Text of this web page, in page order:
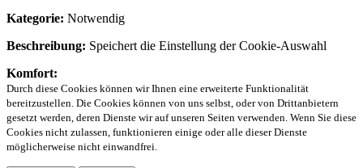
Kategorie: Notwendig
Beschreibung: Speichert die Einstellung der Cookie-Auswahl
Komfort:
Durch diese Cookies können wir Ihnen eine erweiterte Funktionalität
bereitzustellen. Die Cookies können von uns selbst, oder von Drittanbietern
gesetzt werden, deren Dienste wir auf unseren Seiten verwenden. Wenn Sie diese
Cookies nicht zulassen, funktionieren einige oder alle dieser Dienste
möglicherweise nicht einwandfrei.